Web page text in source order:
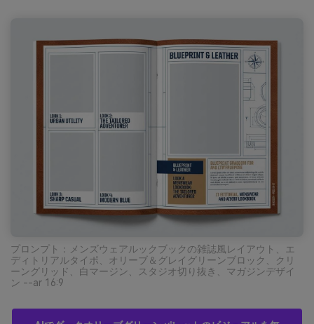
プロンプト：メンズウェアルックブックの雑誌風レイアウト、エ
ディトリアルタイポ、オリーブ＆グレイグリーンブロック、クリ
ーングリッド、白マージン、スタジオ切り抜き、マガジンデザイ
ン --ar 16:9